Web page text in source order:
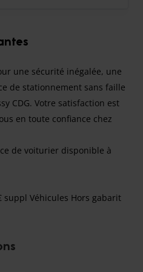
une sécurité inégalée, une
de stationnement sans faille
CDG. Votre satisfaction est
en toute confiance chez
de voiturier disponible à
suppl Véhicules Hors gabarit